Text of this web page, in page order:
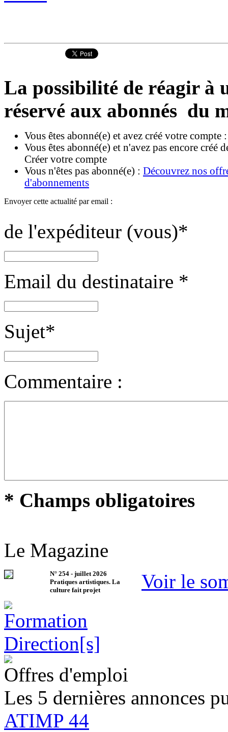
La possibilité de réagir à
réservé aux abonnés du
Vous êtes abonné(e) et avez créé votre compte
Vous êtes abonné(e) et n'avez pas encore créé
Créer votre compte
Vous n'êtes pas abonné(e) : Découvrez nos
d'abonnements
Envoyer cette actualité par email :
de l'expéditeur (vous)*
Email du destinataire *
Sujet*
Commentaire :
* Champs obligatoires
Le Magazine
N° 254 - juillet 2026
Pratiques artistiques. La
culture fait projet
Voir le
Offres d'emploi
Les 5 dernières annonces
ATIMP 44